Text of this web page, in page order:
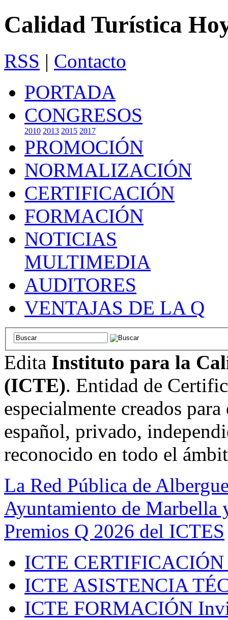
Calidad Turística
RSS | Contacto
PORTADA
CONGRESOS
2010 2013 2015 2017
PROMOCIÓN
NORMALIZACIÓN
CERTIFICACIÓN
FORMACIÓN
NOTICIAS
MULTIMEDIA
AUDITORES
VENTAJAS DE LA Q
Edita Instituto para la
(ICTE). Entidad de
especialmente creados
español, privado,
reconocido en todo el
La Red Pública de
Ayuntamiento de Marbella
Premios Q 2026 del ICTES
ICTE CERTIFICACIÓN
ICTE ASISTENCIA
ICTE FORMACIÓN